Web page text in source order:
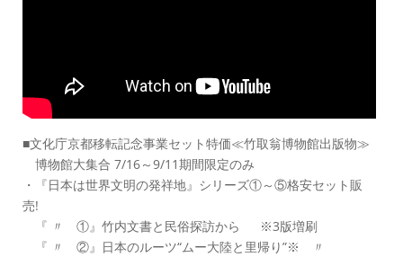
■文化庁京都移転記念事業セット特価≪竹取翁博物館出版物≫
博物館大集合 7/16～9/11期間限定のみ
・『日本は世界文明の発祥地』シリーズ①～⑤格安セット販
売!
『 〃 ①』竹内文書と民俗探訪から ※3版増刷
『 〃 ②』日本のルーツ“ムー大陸と里帰り”※ 〃